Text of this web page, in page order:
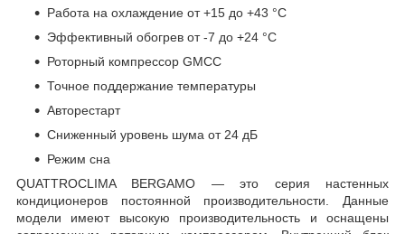
Работа на охлаждение от +15 до +43 °C
Эффективный обогрев от -7 до +24 °C
Роторный компрессор GMCC
Точное поддержание температуры
Авторестарт
Сниженный уровень шума от 24 дБ
Режим сна
QUATTROCLIMA BERGAMO — это серия настенных
кондиционеров постоянной производительности. Данные
модели имеют высокую производительность и оснащены